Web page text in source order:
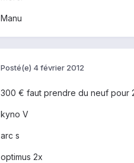
Manu
Posté(e) 4 février 2012
300 € faut prendre du neuf pour
kyno V
arc s
optimus 2x